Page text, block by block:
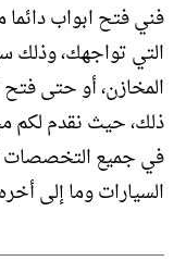
فني فتح ابواب
التي تواجهك، وذلك
المخازن، أو حتى فتح
ذلك، حيث نقدم لكم
في جميع التخصصات
السيارات وما إلى